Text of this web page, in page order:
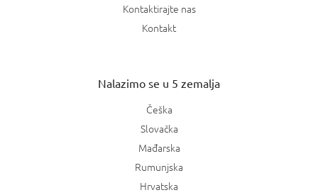
Kontaktirajte nas
Kontakt
Nalazimo se u 5 zemalja
Češka
Slovačka
Mađarska
Rumunjska
Hrvatska